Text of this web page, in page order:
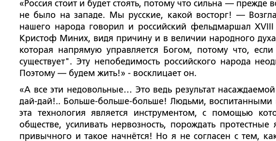
«Россия стоит и будет стоять, потому что сильна — прежде
не было на западе. Мы русские, какой восторг! —
нашего народа говорил и российский фельдмаршал
Кристоф Миних, видя причину и в величии народного
которая напрямую управляется Богом, потому что,
существует". Эту непобедимость российского народа
Поэтому — будем жить!» - восклицает он.
«А все эти недовольные… Это ведь результат
дай-дай!.. Больше-больше-больше! Людьми, воспитанными
эта технология является инструментом, с помощью
обществе, усиливать нервозность, порождать
привычного и такое начнётся! Но я не согласен с тем,